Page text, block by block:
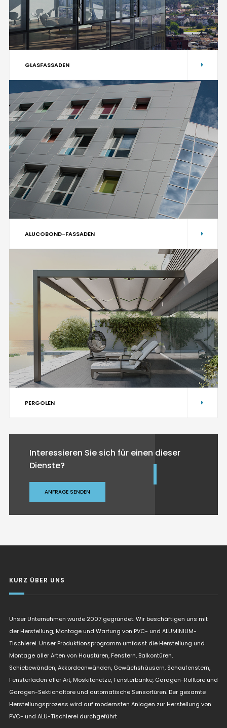
GLASFASSADEN
ALUCOBOND-FASSADEN
PERGOLEN
Interessieren Sie sich für einen dieser
Dienste?
ANFRAGE SENDEN
KURZ ÜBER UNS
Unser Unternehmen wurde 2007 gegründet. Wir beschäftigen uns mit
der Herstellung, Montage und Wartung von PVC- und ALUMINIUM-
Tischlerei. Unser Produktionsprogramm umfasst die Herstellung und
Montage aller Arten von Haustüren, Fenstern, Balkontüren,
Schiebewänden, Akkordeonwänden, Gewächshäusern, Schaufenstern,
Fensterläden aller Art, Moskitonetze, Fensterbänke, Garagen-Rolltore und
Garagen-Sektionaltore und automatische Sensortüren. Der gesamte
Herstellungsprozess wird auf modernsten Anlagen zur Herstellung von
PVC- und ALU-Tischlerei durchgeführt